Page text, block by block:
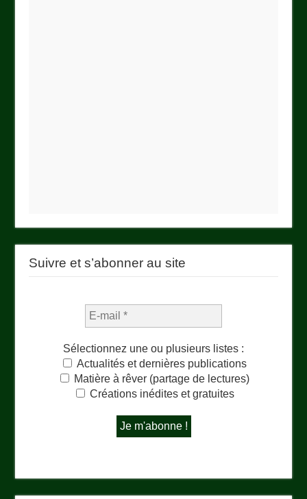
Suivre et s’abonner au site
Sélectionnez une ou plusieurs listes :
Actualités et dernières publications
Matière à rêver (partage de lectures)
Créations inédites et gratuites